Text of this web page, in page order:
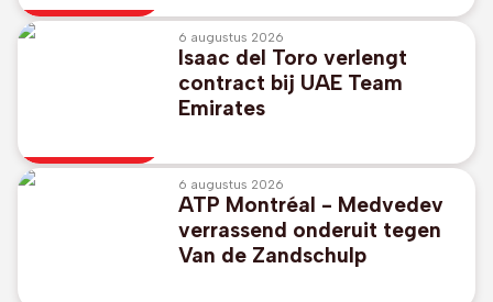
6 augustus 2026
Isaac del Toro verlengt
contract bij UAE Team
Emirates
6 augustus 2026
ATP Montréal - Medvedev
verrassend onderuit tegen
Van de Zandschulp